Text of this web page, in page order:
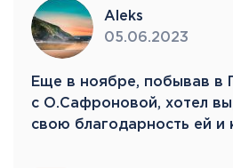
лайнера. Размещение в
знакомство с огромным
море – наш круиз
Aleks
05.06.2023
Eще в ноябре, побывав в
с О.Сафроновой, хотел
свою благодарность ей и